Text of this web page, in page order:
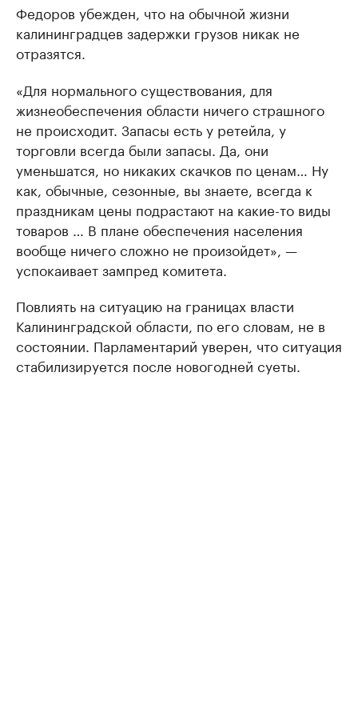
Федоров убежден, что на обычной жизни
калининградцев задержки грузов никак не
отразятся.
«Для нормального существования, для
жизнеобеспечения области ничего страшного
не происходит. Запасы есть у ретейла, у
торговли всегда были запасы. Да, они
уменьшатся, но никаких скачков по ценам… Ну
как, обычные, сезонные, вы знаете, всегда к
праздникам цены подрастают на какие-то виды
товаров … В плане обеспечения населения
вообще ничего сложно не произойдет», —
успокаивает зампред комитета.
Повлиять на ситуацию на границах власти
Калининградской области, по его словам, не в
состоянии. Парламентарий уверен, что ситуация
стабилизируется после новогодней суеты.